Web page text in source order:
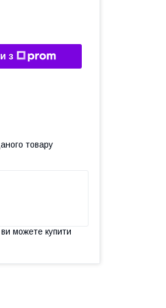
з
товару
ви можете купити